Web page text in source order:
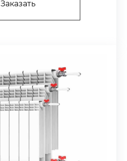
Заказать